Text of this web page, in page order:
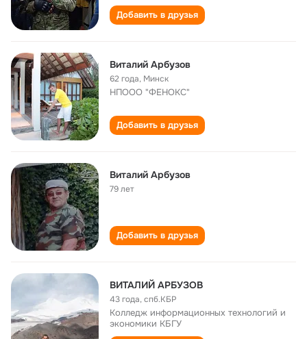
Добавить в друзья
Виталий Арбузов
62 года, Минск
НПООО "ФЕНОКС"
Добавить в друзья
Виталий Арбузов
79 лет
Добавить в друзья
ВИТАЛИЙ АРБУЗОВ
43 года,спб.КБР
Колледж информационных технологий и
экономики КБГУ